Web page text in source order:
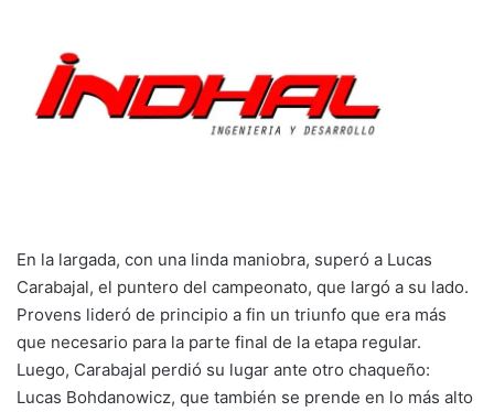
En la largada, con una linda maniobra, superó a Lucas
Carabajal, el puntero del campeonato, que largó a su lado.
Provens lideró de principio a fin un triunfo que era más
que necesario para la parte final de la etapa regular.
Luego, Carabajal perdió su lugar ante otro chaqueño:
Lucas Bohdanowicz, que también se prende en lo más alto